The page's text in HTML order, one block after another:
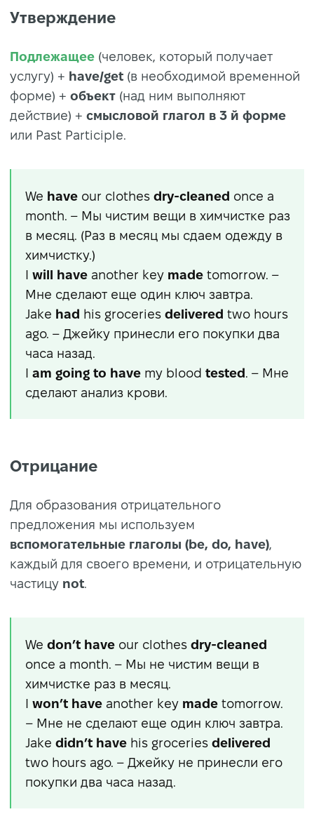
Утверждение
Подлежащее (человек, который получает
услугу) + have/get (в необходимой временной
форме) + объект (над ним выполняют
действие) + смысловой глагол в 3 й форме
или Past Participle.
We have our clothes dry-cleaned once a
month. – Мы чистим вещи в химчистке раз
в месяц. (Раз в месяц мы сдаем одежду в
химчистку.)
I will have another key made tomorrow. –
Мне сделают еще один ключ завтра.
Jake had his groceries delivered two hours
ago. – Джейку принесли его покупки два
часа назад.
I am going to have my blood tested. – Мне
сделают анализ крови.
Отрицание
Для образования отрицательного
предложения мы используем
вспомогательные глаголы (be, do, have),
каждый для своего времени, и отрицательную
частицу not.
We don’t have our clothes dry-cleaned
once a month. – Мы не чистим вещи в
химчистке раз в месяц.
I won’t have another key made tomorrow.
– Мне не сделают еще один ключ завтра.
Jake didn’t have his groceries delivered
two hours ago. – Джейку не принесли его
покупки два часа назад.